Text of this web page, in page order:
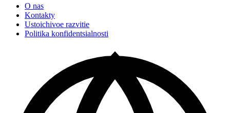
O nas
Kontakty
Ustoichivoe razvitie
Politika konfidentsialnosti